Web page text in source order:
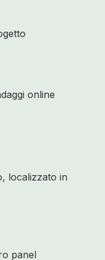
online
localizzato in
panel